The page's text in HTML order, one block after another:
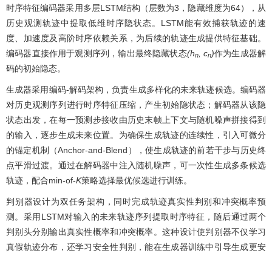
时序特征编码器采用多层LSTM结构（层数为3，隐藏维度为64），从
历史观测轨迹中提取低维时序隐状态。LSTM能有效捕获轨迹的速
度、加速度及高阶时序依赖关系，为后续的轨迹生成提供特征基础。
编码器直接作用于观测序列，输出最终隐藏状态(hn, cn)作为生成器解
码的初始隐态。
生成器采用编码-解码架构，负责生成多样化的未来轨迹候选。编码器
对历史观测序列进行时序特征压缩，产生初始隐状态；解码器从该隐
状态出发，在每一预测步接收由历史末帧上下文与随机噪声拼接得到
的输入，逐步生成未来位置。为确保生成轨迹的连续性，引入可微分
的锚定机制（Anchor-and-Blend），使生成轨迹的前若干步与历史终
点平滑过渡。通过在解码器中注入随机噪声，可一次性生成多条候选
轨迹，配合min-of-K策略选择最优候选进行训练。
判别器设计为双任务架构，同时完成轨迹真实性判别和冲突概率预
测。采用LSTM对输入的未来轨迹序列提取时序特征，随后通过两个
判别头分别输出真实性概率和冲突概率。这种设计使判别器不仅学习
真假轨迹分布，还学习安全性判别，能在生成器训练中引导生成更安